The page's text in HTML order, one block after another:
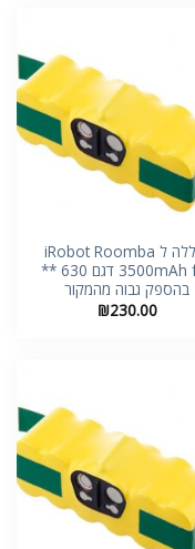
סוללה ל iRobot Roomba
3500mAh for דגם 630 **
בהספק גבוה מהמקור
₪230.00